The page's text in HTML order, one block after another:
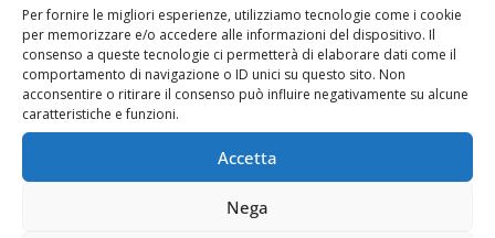
Per fornire le migliori esperienze, utilizziamo tecnologie come i cookie
per memorizzare e/o accedere alle informazioni del dispositivo. Il
consenso a queste tecnologie ci permetterà di elaborare dati come il
comportamento di navigazione o ID unici su questo sito. Non
acconsentire o ritirare il consenso può influire negativamente su alcune
caratteristiche e funzioni.
Accetta
Nega
Soluzione per i modem/router TP-Link e
Kraun: DNS modificati sui router